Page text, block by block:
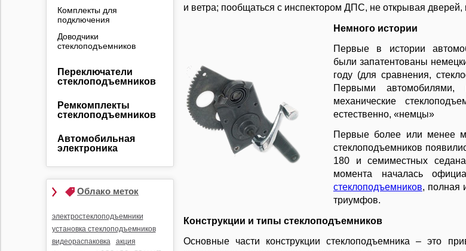
Комплекты для
подключения
Доводчики
стеклоподъемников
Переключатели
стеклоподъемников
Ремкомплекты
стеклоподъемников
Автомобильная
электроника
Противоугонные
устройства
Видеорегистраторы
Комбо-устройства
Парктроники
Облако меток
электростеклоподъемники
установка стеклоподъемников
видеораспаковка
акция
и ветра; пообщаться с инспектором ДПС, не открывая дверей,
Немного истории
Первые в истории
были запатентованы
году (для сравнения,
Первыми автомобилями,
механические
естественно, «немцы»
Первые более или менее
стеклоподъемников
180 и семиместных
момента началась
стеклоподъемников, полная
триумфов.
Конструкции и типы стеклоподъемников
Основные части конструкции стеклоподъемника – это